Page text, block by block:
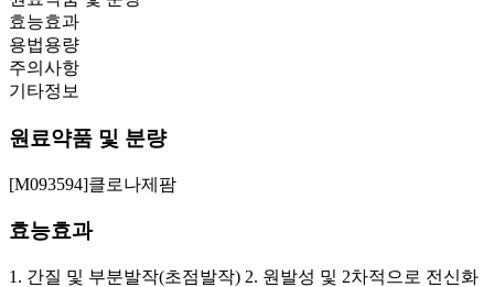
효능효과
용법용량
주의사항
기타정보
원료약품 및 분량
[M093594]클로나제팜
효능효과
1. 간질 및 부분발작(초점발작) 2. 원발성 및 2차적으로 전신화